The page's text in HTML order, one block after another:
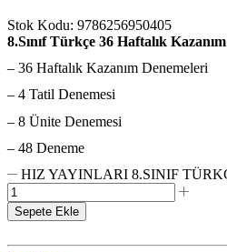
Stok Kodu: 9786256950405
8.Sınıf Türkçe 36 Haftalık
– 36 Haftalık Kazanım Denemeleri
– 4 Tatil Denemesi
– 8 Ünite Denemesi
– 48 Deneme
HIZ YAYINLARI 8.SINIF
Sepete Ekle